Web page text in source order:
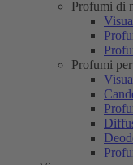
Profumi di
Profumi